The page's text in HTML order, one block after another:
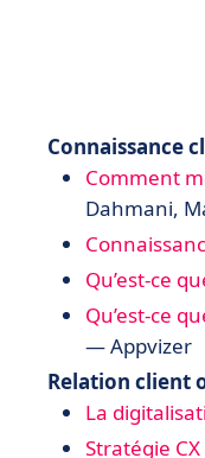
Connaissance
Comment
Dahmani,
Qu’est-ce
Qu’est-ce
— Appvizer
Relation client
La
Stratégie